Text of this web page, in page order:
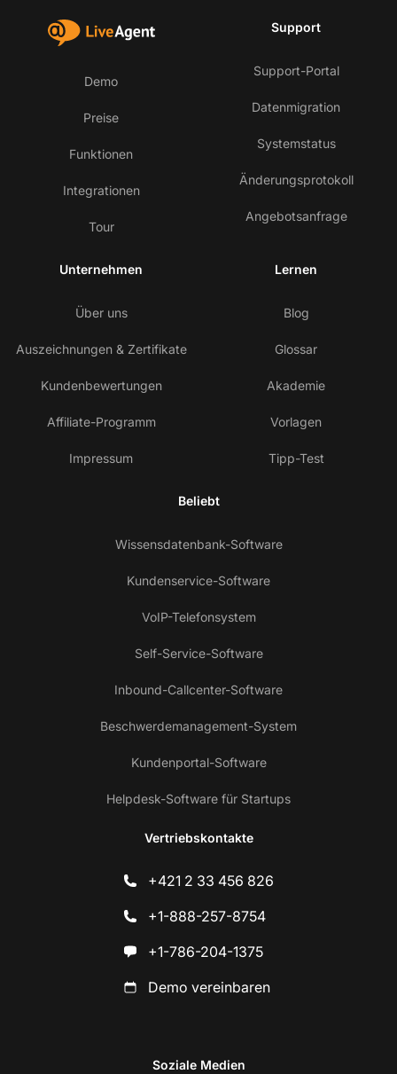
Demo
Preise
Funktionen
Integrationen
Tour
Support
Support-Portal
Datenmigration
Systemstatus
Änderungsprotokoll
Angebotsanfrage
Unternehmen
Über uns
Auszeichnungen & Zertifikate
Kundenbewertungen
Affiliate-Programm
Impressum
Lernen
Blog
Glossar
Akademie
Vorlagen
Tipp-Test
Beliebt
Wissensdatenbank-Software
Kundenservice-Software
VoIP-Telefonsystem
Self-Service-Software
Inbound-Callcenter-Software
Beschwerdemanagement-System
Kundenportal-Software
Helpdesk-Software für Startups
Vertriebskontakte
+421 2 33 456 826
+1-888-257-8754
+1-786-204-1375
Demo vereinbaren
Soziale Medien